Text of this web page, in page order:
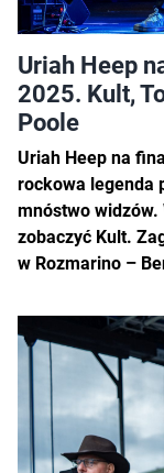
Uriah Heep
2025. Kult,
Poole
Uriah Heep na
rockowa legenda
mnóstwo widzów.
zobaczyć Kult.
w Rozmarino –